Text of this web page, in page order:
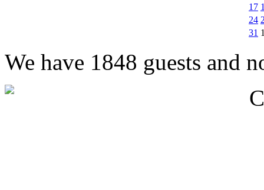
17
24
31
We have 1848 guests and